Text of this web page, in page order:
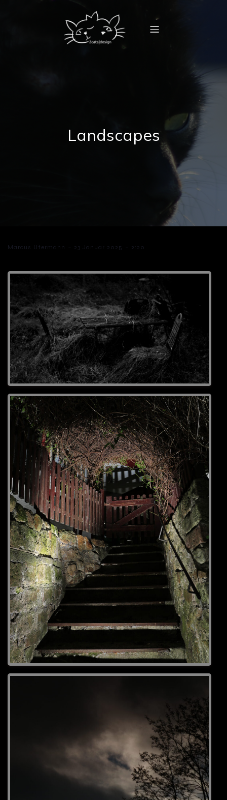
Landscapes
Marcus Utermann - 23 Januar 2025 - 2:20